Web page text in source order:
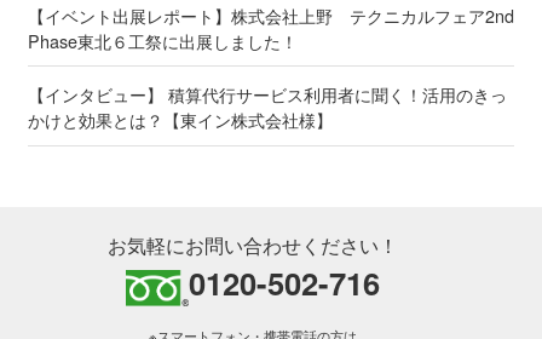
【イベント出展レポート】株式会社上野 テクニカルフェア2nd
Phase東北６工祭に出展しました！
【インタビュー】 積算代行サービス利用者に聞く！活用のきっ
かけと効果とは？【東イン株式会社様】
お気軽にお問い合わせください！
0120-502-716